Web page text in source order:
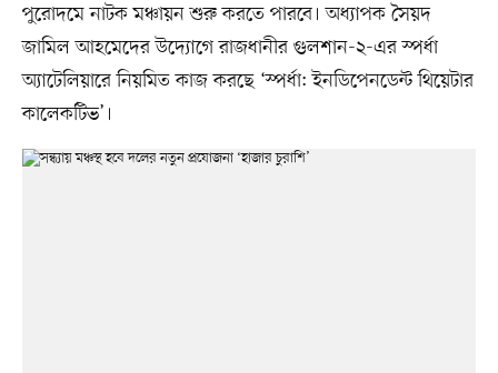
পুরোদমে নাটক মঞ্চায়ন শুরু করতে পারবে। অধ্যাপক সৈয়দ
জামিল আহমেদের উদ্যোগে রাজধানীর গুলশান-২-এর স্পর্ধা
অ্যাটেলিয়ারে নিয়মিত কাজ করছে ‘স্পর্ধা: ইনডিপেনডেন্ট থিয়েটার
কালেকটিভ’।